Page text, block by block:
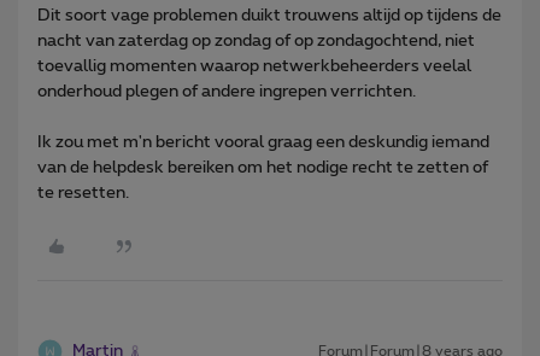
Dit soort vage problemen duikt trouwens altijd op tijdens de
nacht van zaterdag op zondag of op zondagochtend, niet
toevallig momenten waarop netwerkbeheerders veelal
onderhoud plegen of andere ingrepen verrichten.
Ik zou met m'n bericht vooral graag een deskundig iemand
van de helpdesk bereiken om het nodige recht te zetten of
te resetten.
Martin Forum|Forum|8 years ago